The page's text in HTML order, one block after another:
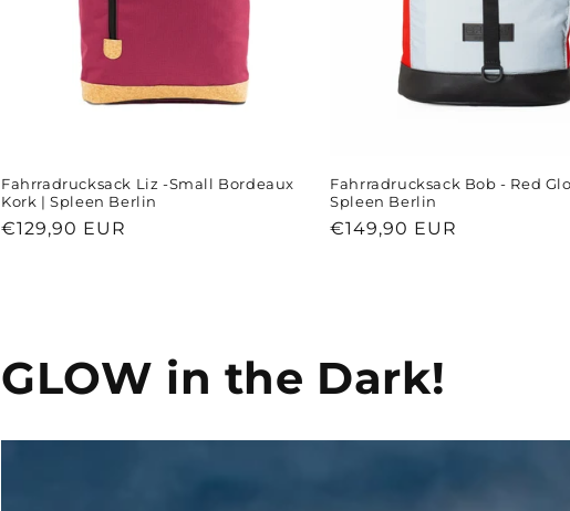
Fahrradrucksack Liz -Small Bordeaux
Kork | Spleen Berlin
Normaler
€129,90 EUR
Fahrradrucksack Bob - Red
Spleen Berlin
Normaler
€149,90 EUR
GLOW in the Dark!